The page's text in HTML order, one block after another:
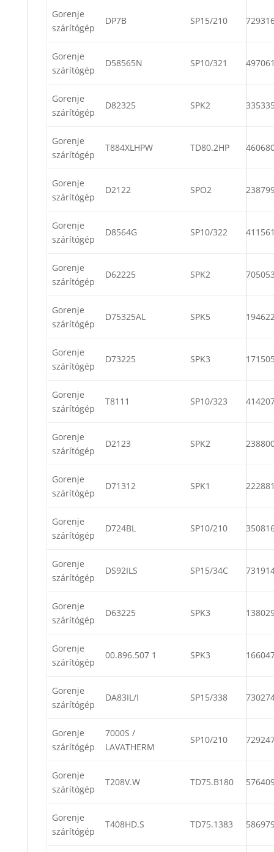
Gorenje
szárítógép
DP7B SP15/210
Gorenje
szárítógép
D58565N SP10/321
Gorenje
szárítógép
D82325 SPK2
Gorenje
szárítógép
T884XLHPW TD80.2HP
Gorenje
szárítógép
D2122 SPO2
Gorenje
szárítógép
D8564G SP10/322
Gorenje
szárítógép
D62225 SPK2
Gorenje
szárítógép
D75325AL SPK5
Gorenje
szárítógép
D73225 SPK3
Gorenje
szárítógép
T8111 SP10/323
Gorenje
szárítógép
D2123 SPK2
Gorenje
szárítógép
D71312 SPK1
Gorenje
szárítógép
D724BL SP10/210
Gorenje
szárítógép
DS92ILS SP15/34C
Gorenje
szárítógép
D63225 SPK3
Gorenje
szárítógép
00.896.507 1 SPK3
Gorenje
szárítógép
DA83IL/I SP15/338
Gorenje
szárítógép
7000S /
LAVATHERM
SP10/210
Gorenje
szárítógép
T208V.W TD75.B180
Gorenje
szárítógép
T408HD.S TD75.1383